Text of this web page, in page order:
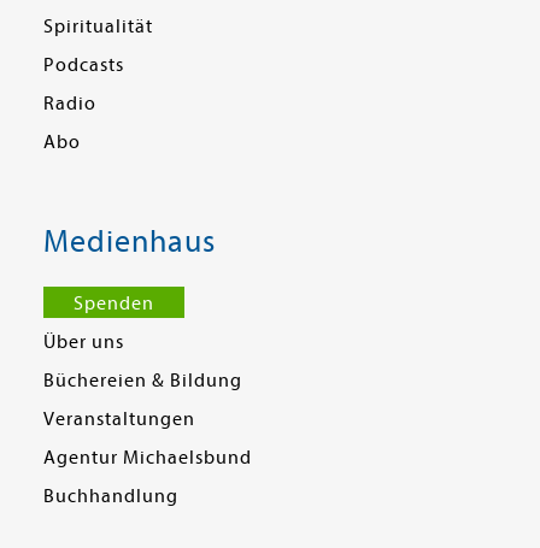
Spiritualität
Podcasts
Radio
Abo
Medienhaus
Spenden
Über uns
Büchereien & Bildung
Veranstaltungen
Agentur Michaelsbund
Buchhandlung